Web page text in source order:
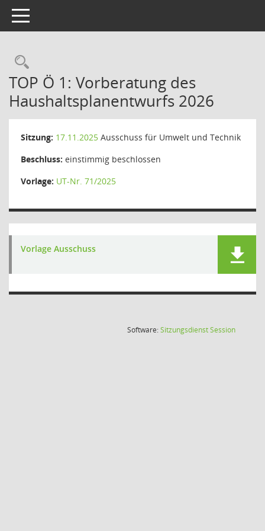
Toggle navigation
Rechercheauswahl
TOP Ö 1: Vorberatung des
Haushaltsplanentwurfs 2026
Sitzung: 17.11.2025 Ausschuss für Umwelt und Technik
Beschluss: einstimmig beschlossen
Vorlage: UT-Nr. 71/2025
Vorlage Ausschuss
Software:SitzungsdienstSession(Wird in